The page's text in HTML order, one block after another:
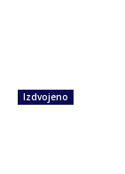
Izdvojeno